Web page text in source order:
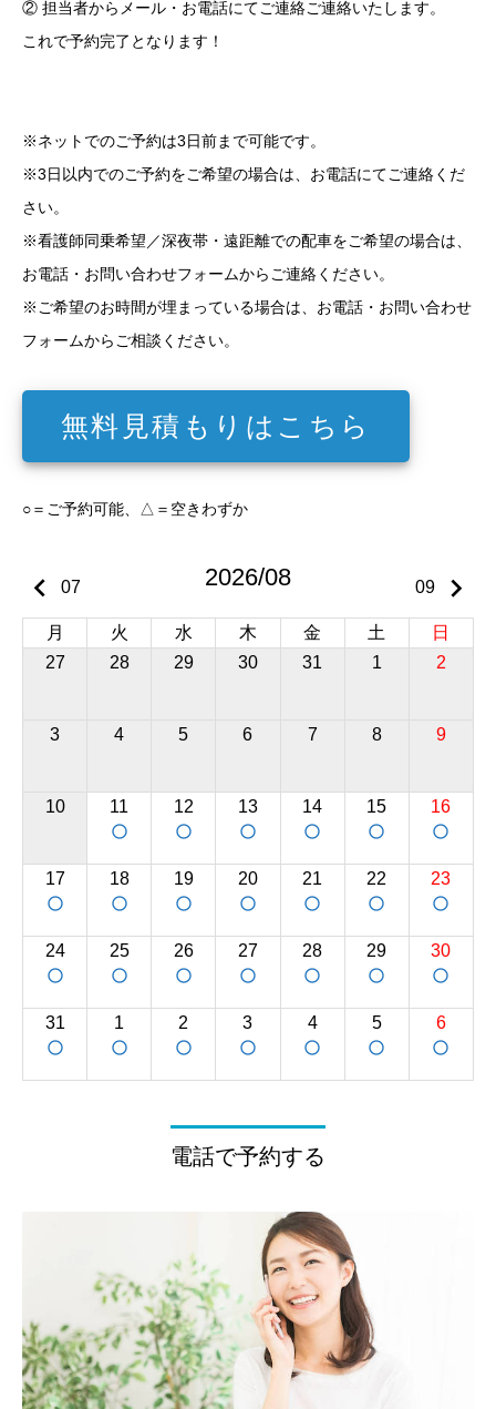
② 担当者からメール・お電話にてご連絡ご連絡いたします。
これで予約完了となります！
※ネットでのご予約は3日前まで可能です。
※3日以内でのご予約をご希望の場合は、お電話にてご連絡くだ
さい。
※看護師同乗希望／深夜帯・遠距離での配車をご希望の場合は、
お電話・お問い合わせフォームからご連絡ください。
※ご希望のお時間が埋まっている場合は、お電話・お問い合わせ
フォームからご相談ください。
無料見積もりはこちら
○＝ご予約可能、△＝空きわずか
keyboard_arrow_left 07 2026/08 09 keyboard_arrow_right
月 火 水 木 金 土
日
27
28 29 30 31 1 2
3 4 5 6 7 8 9
10 11
panorama_fish_eye
12
panorama_fish_eye
13
panorama_fish_eye
14
panorama_fish_eye
15
panorama_fish_eye
16
panorama_fish_eye
17
panorama_fish_eye
18
panorama_fish_eye
19
panorama_fish_eye
20
panorama_fish_eye
21
panorama_fish_eye
22
panorama_fish_eye
23
panorama_fish_eye
24
panorama_fish_eye
25
panorama_fish_eye
26
panorama_fish_eye
27
panorama_fish_eye
28
panorama_fish_eye
29
panorama_fish_eye
30
panorama_fish_eye
31
panorama_fish_eye
1
panorama_fish_eye
2
panorama_fish_eye
3
panorama_fish_eye
4
panorama_fish_eye
5
panorama_fish_eye
6
panorama_fish_eye
電話で予約する